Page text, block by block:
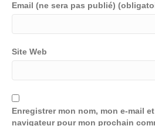
Email (ne sera pas publié)
Site Web
Enregistrer mon nom, mon e-mail
navigateur pour mon prochain